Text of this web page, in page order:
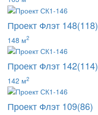
Проект Флэт 148(118)
148 м2
Проект Флэт 142(114)
142 м2
Проект Флэт 109(86)